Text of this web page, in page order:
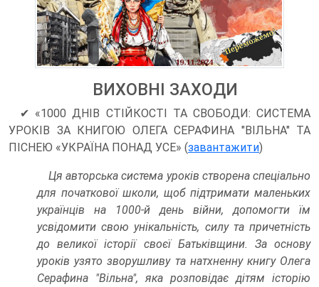
ВИХОВНІ ЗАХОДИ
✔ «1000 ДНІВ СТІЙКОСТІ ТА СВОБОДИ: СИСТЕМА
УРОКІВ ЗА КНИГОЮ ОЛЕГА СЕРАФИНА "ВІЛЬНА" ТА
ПІСНЕЮ «УКРАЇНА ПОНАД УСЕ» (завантажити)
Ця авторська система уроків створена спеціально
для початкової школи, щоб підтримати маленьких
українців на 1000-й день війни, допомогти їм
усвідомити свою унікальність, силу та причетність
до великої історії своєї Батьківщини. За основу
уроків узято зворушливу та натхненну книгу Олега
Серафина "Вільна", яка розповідає дітям історію